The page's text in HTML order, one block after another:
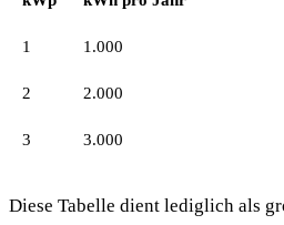
1 1.000
2 2.000
3 3.000
Diese Tabelle dient lediglich als